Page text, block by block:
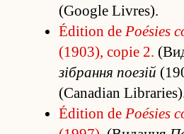
(Google Livres).
Édition de Poésies
(1903), copie 2.
зі­бра­ння поезій
(Canadian
Édition de Poésies